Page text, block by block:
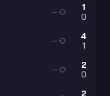
1
0
—
4
1
—
2
0
—
2